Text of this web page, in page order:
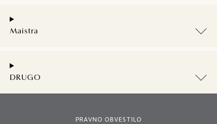
Maistra
DRUGO
PRAVNO OBVESTILO